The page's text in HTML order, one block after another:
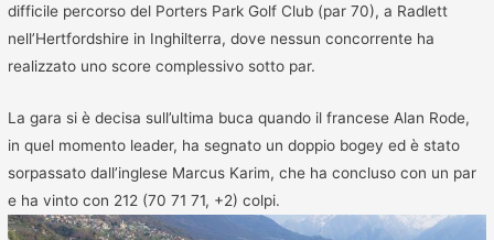
difficile percorso del Porters Park Golf Club (par 70), a Radlett
nell’Hertfordshire in Inghilterra, dove nessun concorrente ha
realizzato uno score complessivo sotto par.
La gara si è decisa sull’ultima buca quando il francese Alan Rode,
in quel momento leader, ha segnato un doppio bogey ed è stato
sorpassato dall’inglese Marcus Karim, che ha concluso con un par
e ha vinto con 212 (70 71 71, +2) colpi.